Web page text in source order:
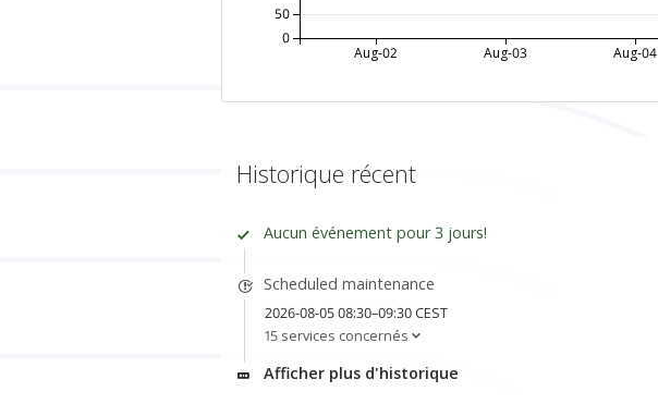
Aug-02 Aug-03 Aug-04
0
50
Historique récent
Aucun événement pour 3 jours!
Scheduled maintenance
2026-08-05 08:30–09:30 CEST
15 services concernés
Afficher plus d'historique